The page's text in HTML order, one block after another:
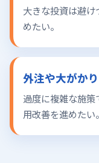
大きな投資は避
めたい。
外注や大がか
過度に複雑な施
用改善を進めたい。